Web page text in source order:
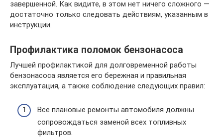
завершенной. Как видите, в этом нет ничего сложного —
достаточно только следовать действиям, указанным в
инструкции.
Профилактика поломок бензонасоса
Лучшей профилактикой для долговременной работы
бензонасоса является его бережная и правильная
эксплуатация, а также соблюдение следующих правил:
Все плановые ремонты автомобиля должны
сопровождаться заменой всех топливных
фильтров.